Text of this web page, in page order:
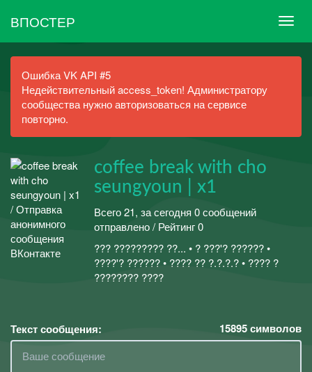
ВПОСТЕР
Ошибка VK API #5
Недействительный access_token! Администратору
сообщества нужно авторизоваться на сервисе
повторно.
coffee break with cho
seungyoun | x1
Всего 21, за сегодня 0 сообщений
отправлено / Рейтинг 0
??? ????????? ??... • ? ???'? ?????? •
????'? ?????? • ???? ?? ?.?.?.? • ???? ?
???????? ????
Текст сообщения: 15895символов